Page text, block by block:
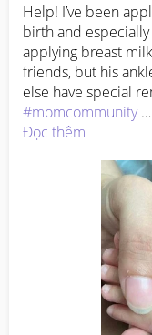
Help! I’ve been
birth and especially
applying breast
friends, but his
else have special
#momcommunity
Update: Thanks for
Đọc thêm